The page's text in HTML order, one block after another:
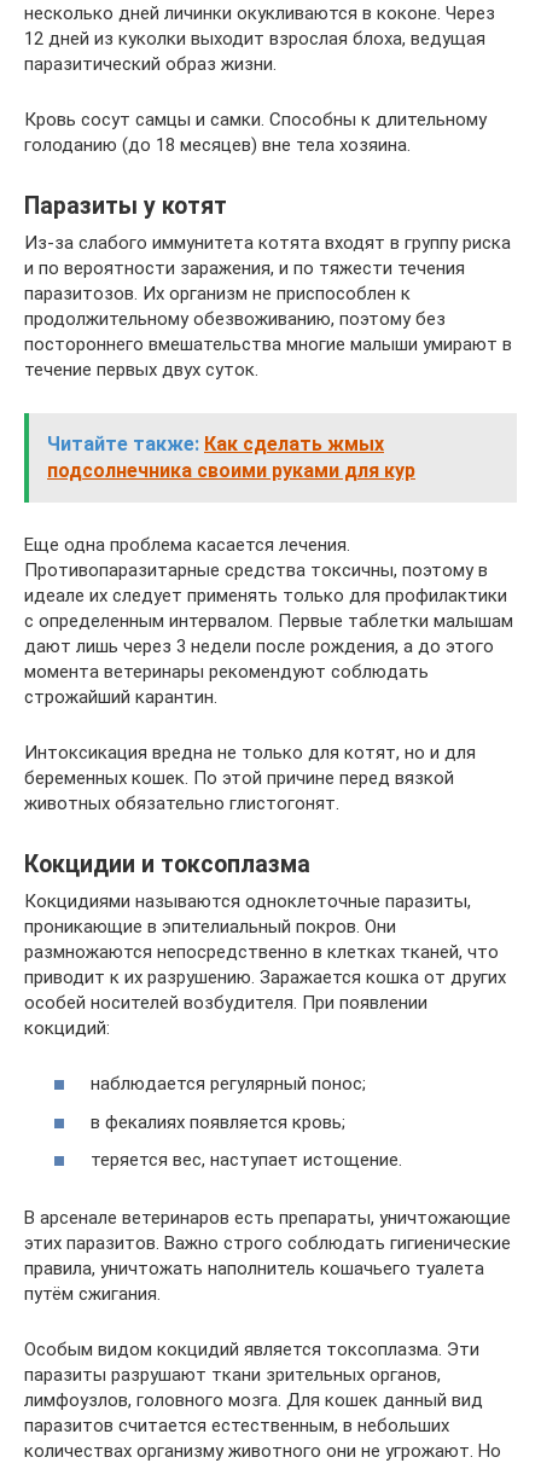
несколько дней личинки окукливаются в коконе. Через
12 дней из куколки выходит взрослая блоха, ведущая
паразитический образ жизни.
Кровь сосут самцы и самки. Способны к длительному
голоданию (до 18 месяцев) вне тела хозяина.
Паразиты у котят
Из-за слабого иммунитета котята входят в группу риска
и по вероятности заражения, и по тяжести течения
паразитозов. Их организм не приспособлен к
продолжительному обезвоживанию, поэтому без
постороннего вмешательства многие малыши умирают в
течение первых двух суток.
Читайте также: Как сделать жмых
подсолнечника своими руками для кур
Еще одна проблема касается лечения.
Противопаразитарные средства токсичны, поэтому в
идеале их следует применять только для профилактики
с определенным интервалом. Первые таблетки малышам
дают лишь через 3 недели после рождения, а до этого
момента ветеринары рекомендуют соблюдать
строжайший карантин.
Интоксикация вредна не только для котят, но и для
беременных кошек. По этой причине перед вязкой
животных обязательно глистогонят.
Кокцидии и токсоплазма
Кокцидиями называются одноклеточные паразиты,
проникающие в эпителиальный покров. Они
размножаются непосредственно в клетках тканей, что
приводит к их разрушению. Заражается кошка от других
особей носителей возбудителя. При появлении
кокцидий:
наблюдается регулярный понос;
в фекалиях появляется кровь;
теряется вес, наступает истощение.
В арсенале ветеринаров есть препараты, уничтожающие
этих паразитов. Важно строго соблюдать гигиенические
правила, уничтожать наполнитель кошачьего туалета
путём сжигания.
Особым видом кокцидий является токсоплазма. Эти
паразиты разрушают ткани зрительных органов,
лимфоузлов, головного мозга. Для кошек данный вид
паразитов считается естественным, в небольших
количествах организму животного они не угрожают. Но